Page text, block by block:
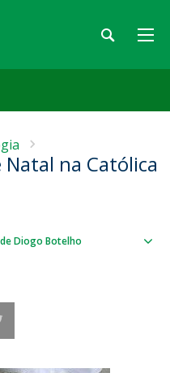
na Católica
Diogo Botelho